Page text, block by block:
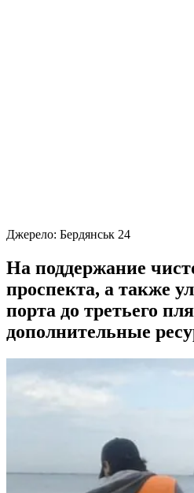
Джерело: Бердянськ 24
На поддержание
проспекта, а также
порта до третьего
дополнительные